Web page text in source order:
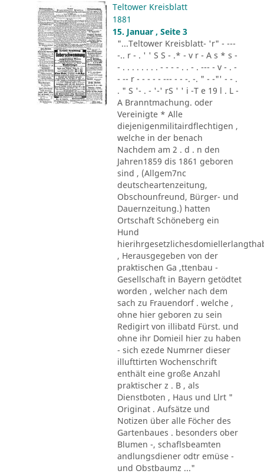
Teltower Kreisblatt
1881
15. Januar , Seite 3
"...Teltower Kreisblatt- 'r" - ---
-.. r - . ' ' S S - .* - v r - A s * s -
- . . . . . . . . - - - - . . - . --- - v - . -
- -- r - - - - - --- - - -. -. " - -"' - - .
. " S '- . - '-' rS ' ' i -T e 19 l . L -
A Branntmachung. oder
Vereinigte * Alle
diejenigenmilitairdflechtigen ,
welche in der benach
Nachdem am 2 . d . n den
Jahren1859 dis 1861 geboren
sind , (Allgem7nc
deutscheartenzeitung,
Obschounfreund, Bürger- und
Dauernzeitung.) hatten
Ortschaft Schöneberg ein
Hund
, Herausgegeben von der
praktischen Ga ,ttenbau -
Gesellschaft in Bayern getödtet
worden , welcher nach dem
sach zu Frauendorf . welche ,
ohne hier geboren zu sein
Redigirt von illibatd Fürst. und
ohne ihr Domieil hier zu haben
- sich ezede Numrner dieser
illufttirten Wochenschrift
enthält eine große Anzahl
praktischer z . B , als
Dienstboten , Haus und Llrt "
Originat . Aufsätze und
Notizen über alle Föcher des
Gartenbaues . besonders ober
Blumen -, schaflsbeamten
andlungsdiener odtr emüse -
und Obstbaumz ..."